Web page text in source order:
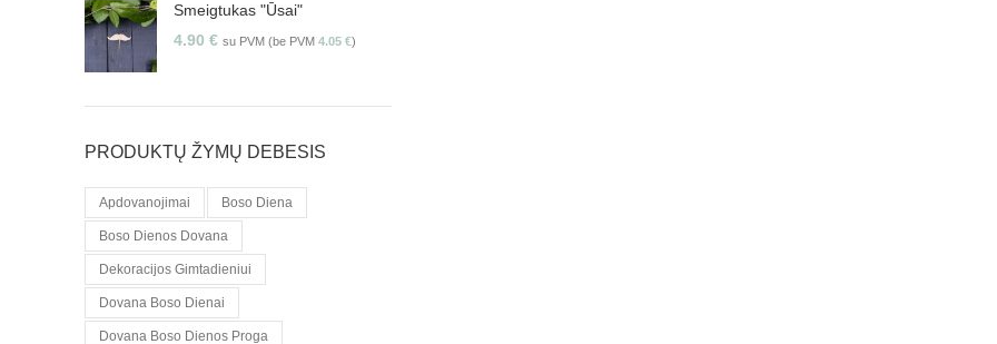
Smeigtukas "Ūsai"
4.90 € su PVM (be PVM 4.05 €)
PRODUKTŲ ŽYMŲ DEBESIS
Apdovanojimai Boso Diena
Boso Dienos Dovana
Dekoracijos Gimtadieniui
Dovana Boso Dienai
Dovana Boso Dienos Proga